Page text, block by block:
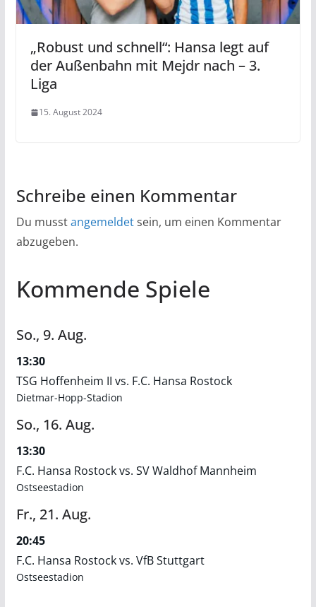
„Robust und schnell“: Hansa legt auf
der Außenbahn mit Mejdr nach – 3.
Liga
15. August 2024
Schreibe einen Kommentar
Du musstangemeldetsein, um einen Kommentar
abzugeben.
Kommende Spiele
So., 9. Aug.
13:30
TSG Hoffenheim II vs. F.C. Hansa Rostock
Dietmar-Hopp-Stadion
So., 16. Aug.
13:30
F.C. Hansa Rostock vs. SV Waldhof Mannheim
Ostseestadion
Fr., 21. Aug.
20:45
F.C. Hansa Rostock vs. VfB Stuttgart
Ostseestadion